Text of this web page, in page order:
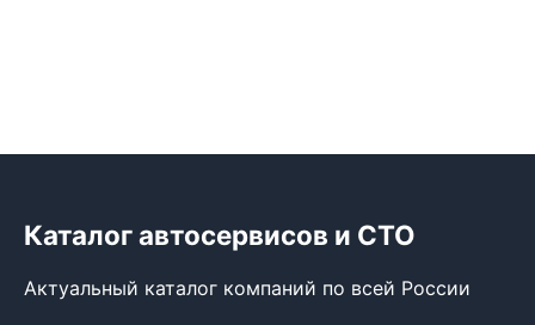
Каталог автосервисов и СТО
Актуальный каталог компаний по всей России